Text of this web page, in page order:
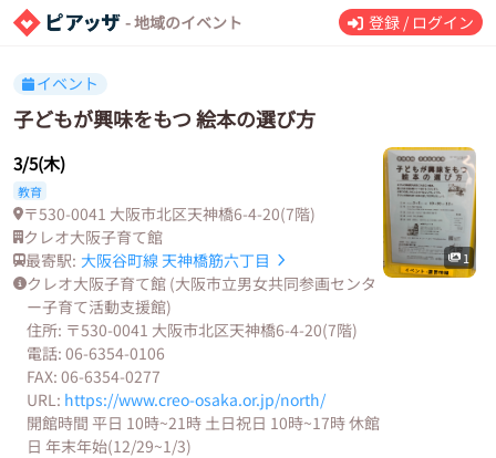
- 地域のイベント 登録 / ログイン
イベント
子どもが興味をもつ 絵本の選び方
3/5(木)
教育
〒530-0041 大阪市北区天神橋6-4-20(7階)
クレオ大阪子育て館
最寄駅: 大阪谷町線 天神橋筋六丁目
クレオ大阪子育て館 (大阪市立男女共同参画センタ
ー子育て活動支援館)
住所: 〒530-0041 大阪市北区天神橋6-4-20(7階)
電話: 06-6354-0106
FAX: 06-6354-0277
URL: https://www.creo-osaka.or.jp/north/
開館時間 平日 10時~21時 土日祝日 10時~17時 休館
日 年末年始(12/29~1/3)
1